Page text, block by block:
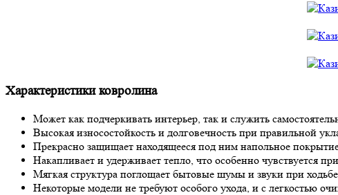
Характеристики ковролина
Может как подчеркивать интерьер, так и служить
Высокая износостойкость и долговечность при правильной
Прекрасно защищает находящееся под ним напольное
Накапливает и удерживает тепло, что особенно чувствуется
Мягкая структура поглощает бытовые шумы и звуки при
Некоторые модели не требуют особого ухода, и с легкостью